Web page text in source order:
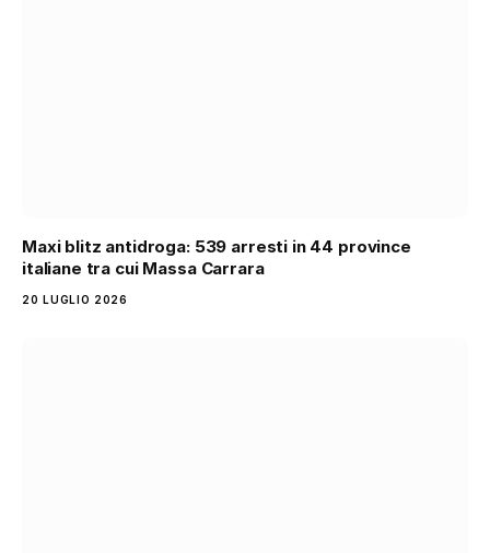
Maxi blitz antidroga: 539 arresti in 44 province
italiane tra cui Massa Carrara
20 LUGLIO 2026